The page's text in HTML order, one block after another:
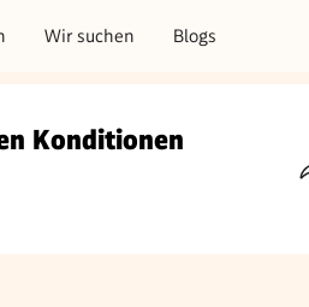
Wir suchen Blogs
Konditionen